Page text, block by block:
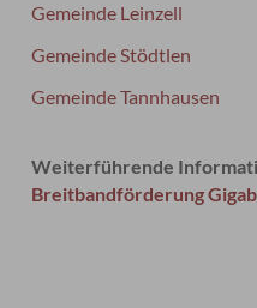
Gemeinde Leinzell
Gemeinde Stödtlen
Gemeinde Tannhausen
Weiterführende
Breitbandförderung